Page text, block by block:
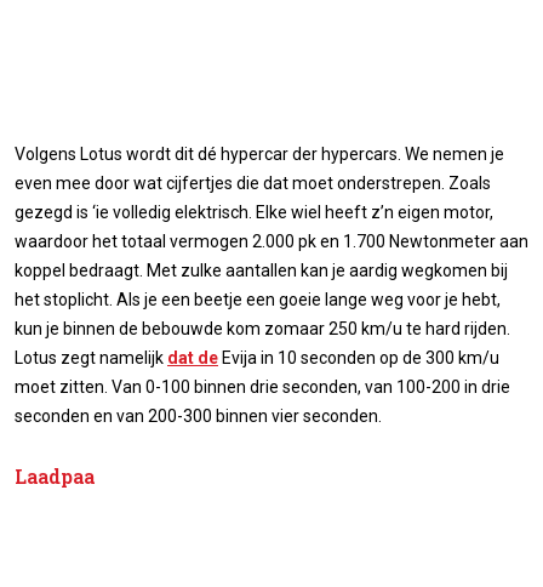
Volgens Lotus wordt dit dé hypercar der hypercars. We nemen je
even mee door wat cijfertjes die dat moet onderstrepen. Zoals
gezegd is ‘ie volledig elektrisch. Elke wiel heeft z’n eigen motor,
waardoor het totaal vermogen 2.000 pk en 1.700 Newtonmeter aan
koppel bedraagt. Met zulke aantallen kan je aardig wegkomen bij
het stoplicht. Als je een beetje een goeie lange weg voor je hebt,
kun je binnen de bebouwde kom zomaar 250 km/u te hard rijden.
Lotus zegt namelijk dat de Evija in 10 seconden op de 300 km/u
moet zitten. Van 0-100 binnen drie seconden, van 100-200 in drie
seconden en van 200-300 binnen vier seconden.
Laadpaa